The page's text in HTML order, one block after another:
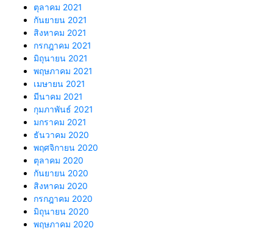
ตุลาคม 2021
กันยายน 2021
สิงหาคม 2021
กรกฎาคม 2021
มิถุนายน 2021
พฤษภาคม 2021
เมษายน 2021
มีนาคม 2021
กุมภาพันธ์ 2021
มกราคม 2021
ธันวาคม 2020
พฤศจิกายน 2020
ตุลาคม 2020
กันยายน 2020
สิงหาคม 2020
กรกฎาคม 2020
มิถุนายน 2020
พฤษภาคม 2020